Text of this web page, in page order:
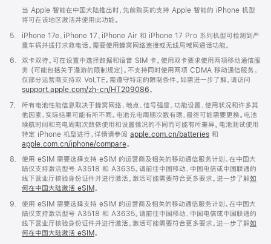
当 Apple 智能在中国大陆推出时，先前购买的支持 Apple 智能的 iPhone 机型
将可在该地区激活并使用此功能。
脚
5.
iPhone 17e、iPhone 17、iPhone Air 和 iPhone 17 Pro 系列机型可检测到严
重车祸并拨打求救电话。需要使用蜂窝网络连接或无线局域网通话功能。
脚
6.
双卡双待。可在设置中选择数据和语音 SIM 卡。使用双卡要求使用两项移动通信服
务 (可能包括关于漫游的限制规定)。不支持同时使用两项 CDMA 移动通信服务。
仅部分运营商支持双 VoLTE。需遵守特定的限制条件。如需进一步了解，请访问
support.apple.com/zh-cn/HT209086。
脚
7.
所有电池性能信息取决于蜂窝网络、地点、信号强度、功能设置、使用状况和许多其
他因素，实际结果可能有所不同。电池充电周期次数有限，最终可能需要更换。电池
续航时间和充电周期次数依使用和设置情况的不同而可能有所差异。电池测试使用
特定 iPhone 机型进行。详情请参阅 apple.com.cn/batteries 和
apple.com.cn/iphone/compare。
脚
8.
使用 eSIM 需要选择支持 eSIM 的运营商及相关的移动通信服务计划。在中国大
陆仅支持激活型号 A3518 和 A3635。请前往中国移动、中国电信或中国联通的
线下营业厅核验身份证件并进行激活。激活可能需要符合更多要求。进一步了解如
何在中国大陆激活 eSIM。
脚
9.
使用 eSIM 需要选择支持 eSIM 的运营商及相关的移动通信服务计划。在中国大
陆仅支持激活型号 A3518 和 A3635。请前往中国移动、中国电信或中国联通的
线下营业厅核验身份证件并进行激活。激活可能需要符合更多要求。进一步了解如
何在中国大陆激活 eSIM。